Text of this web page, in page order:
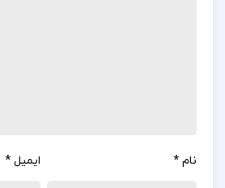
نام * ایمیل *